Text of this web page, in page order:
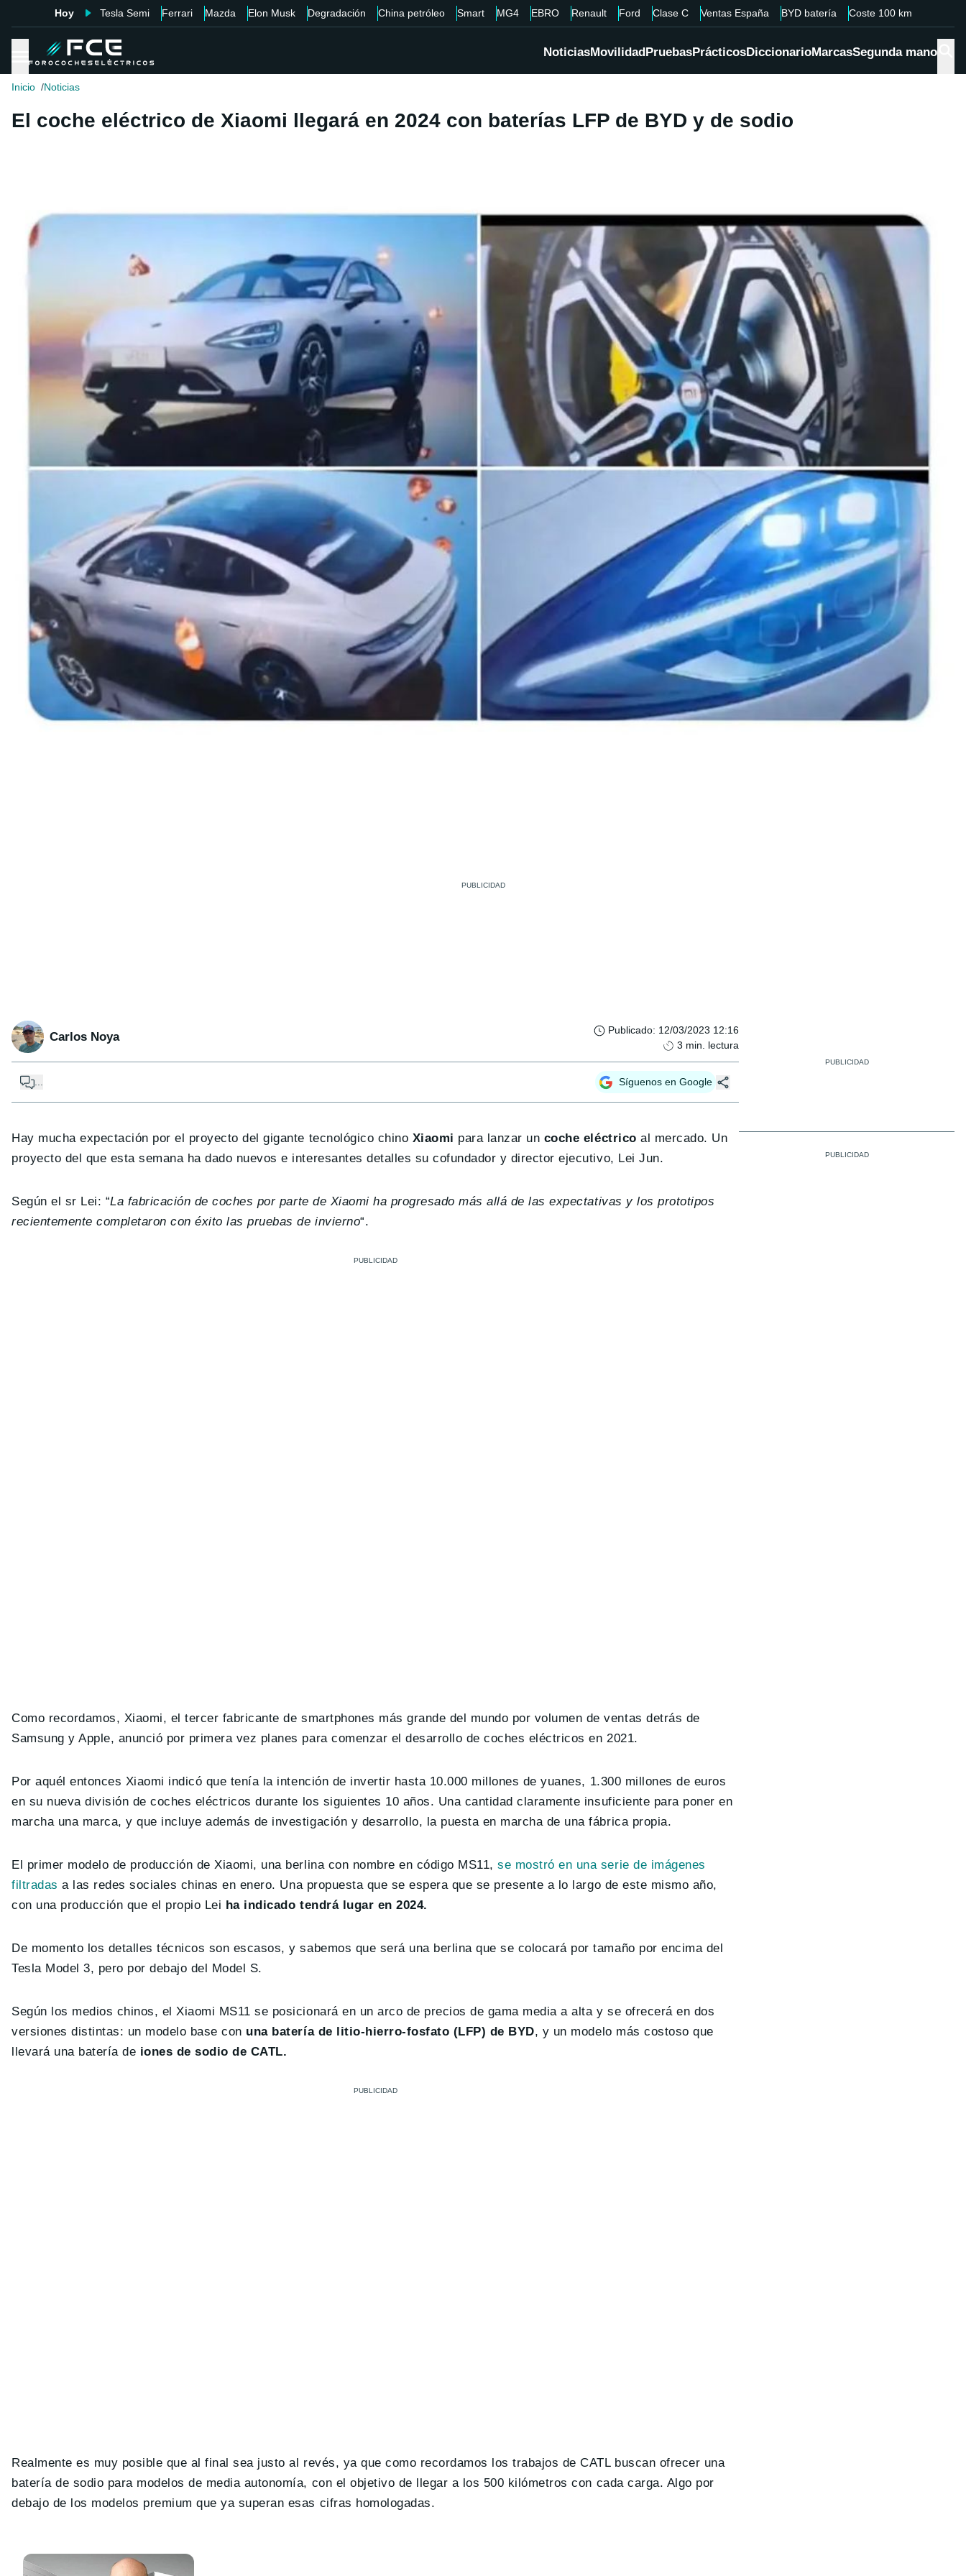
Hoy Tesla Semi Ferrari Mazda Elon Musk Degradación China petróleo Smart MG4 EBRO Renault Ford Clase C Ventas España BYD batería Coste 100 km
NoticiasMovilidadPruebasPrácticosDiccionarioMarcasSegunda mano
Inicio Noticias
El coche eléctrico de Xiaomi llegará en 2024 con baterías LFP de BYD y de sodio
Carlos Noya Publicado: 12/03/2023 12:16
3 min. lectura
Síguenos en Google
Hay mucha expectación por el proyecto del gigante tecnológico chino Xiaomi para lanzar un coche eléctrico al mercado. Un
proyecto del que esta semana ha dado nuevos e interesantes detalles su cofundador y director ejecutivo, Lei Jun.
Según el sr Lei: “La fabricación de coches por parte de Xiaomi ha progresado más allá de las expectativas y los prototipos
recientemente completaron con éxito las pruebas de invierno“.
Como recordamos, Xiaomi, el tercer fabricante de smartphones más grande del mundo por volumen de ventas detrás de
Samsung y Apple, anunció por primera vez planes para comenzar el desarrollo de coches eléctricos en 2021.
Por aquél entonces Xiaomi indicó que tenía la intención de invertir hasta 10.000 millones de yuanes, 1.300 millones de euros
en su nueva división de coches eléctricos durante los siguientes 10 años. Una cantidad claramente insuficiente para poner en
marcha una marca, y que incluye además de investigación y desarrollo, la puesta en marcha de una fábrica propia.
El primer modelo de producción de Xiaomi, una berlina con nombre en código MS11,se mostró en una serie de imágenes
filtradas a las redes sociales chinas en enero. Una propuesta que se espera que se presente a lo largo de este mismo año,
con una producción que el propio Lei ha indicado tendrá lugar en 2024.
De momento los detalles técnicos son escasos, y sabemos que será una berlina que se colocará por tamaño por encima del
Tesla Model 3, pero por debajo del Model S.
Según los medios chinos, el Xiaomi MS11 se posicionará en un arco de precios de gama media a alta y se ofrecerá en dos
versiones distintas: un modelo base con una batería de litio-hierro-fosfato (LFP) de BYD, y un modelo más costoso que
llevará una batería de iones de sodio de CATL.
Realmente es muy posible que al final sea justo al revés, ya que como recordamos los trabajos de CATL buscan ofrecer una
batería de sodio para modelos de media autonomía, con el objetivo de llegar a los 500 kilómetros con cada carga. Algo por
debajo de los modelos premium que ya superan esas cifras homologadas.